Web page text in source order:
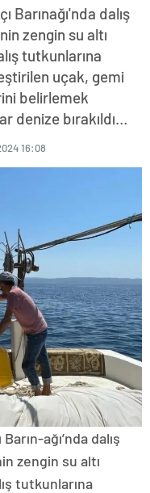
Barınağı'nda dalış
zengin su altı
tutkunlarına
uçak, gemi
belirlemek
denize bırakıldı…
16:08
ağı’nda dalış
zengin su altı
tutkunlarına